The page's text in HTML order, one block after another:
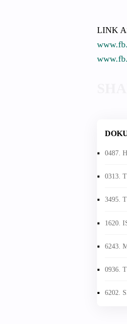
LINK
0487.
0313.
3495.
1620.
6243.
0936.
6202.